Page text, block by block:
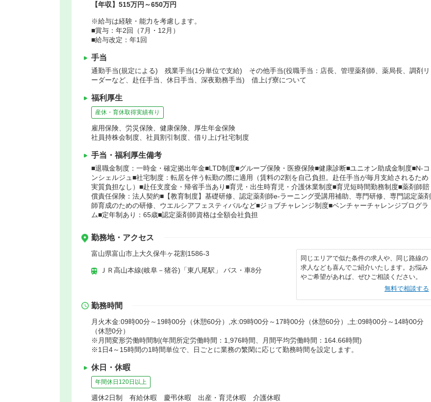
【年収】515万円～650万円
※給与は経験・能力を考慮します。
■賞与：年2回（7月・12月）
■給与改定：年1回
手当
通勤手当(規定による) 残業手当(1分単位で支給) その他手当(役職手当：店長、管理薬剤師、薬局長、調剤リ
ーダーなど、赴任手当、休日手当、深夜勤務手当) 借上げ寮について
福利厚生
産休・育休取得実績有り
雇用保険、労災保険、健康保険、厚生年金保険
社員持株会制度、社員割引制度、借り上げ社宅制度
手当・福利厚生備考
■退職金制度：一時金・確定拠出年金■LTD制度■グループ保険・医療保険■健康診断■ユニオン助成金制度■N-コ
ンシェルジュ■社宅制度：転居を伴う転勤の際に適用（賃料の2割を自己負担。赴任手当が毎月支給されるため
実質負担なし）■赴任支度金・帰省手当あり■育児・出生時育児・介護休業制度■育児短時間勤務制度■薬剤師賠
償責任保険：法人契約■【教育制度】基礎研修、認定薬剤師e-ラーニング受講用補助、専門研修、専門認定薬剤
師育成のための研修、ウエルシアフェスティバルなど■ジョブチャレンジ制度■ベンチャーチャレンジプログラ
ム■定年制あり：65歳■認定薬剤師資格は全額会社負担
勤務地・アクセス
富山県富山市上大久保牛ヶ花割1586-3
ＪＲ高山本線(岐阜－猪谷)「東八尾駅」 バス・車8分
同じエリアで似た条件の求人や、同じ路線の
求人なども喜んでご紹介いたします。お悩み
やご希望があれば、ぜひご相談ください。
無料で相談する
勤務時間
月火木金:09時00分～19時00分（休憩60分）,水:09時00分～17時00分（休憩60分）,土:09時00分～14時00分
（休憩0分）
※月間変形労働時間制(年間所定労働時間：1,976時間、月間平均労働時間：164.66時間)
※1日4～15時間の1時間単位で、日ごとに業務の繁閑に応じて勤務時間を設定します。
休日・休暇
年間休日120日以上
週休2日制 有給休暇 慶弔休暇 出産・育児休暇 介護休暇